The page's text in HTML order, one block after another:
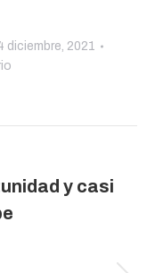
diciembre, 2021
y casi